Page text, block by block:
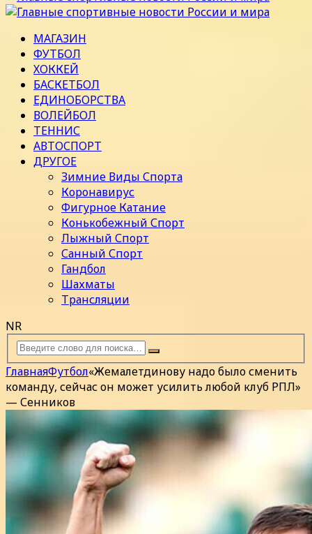
МАГАЗИН
ФУТБОЛ
ХОККЕЙ
БАСКЕТБОЛ
ЕДИНОБОРСТВА
ВОЛЕЙБОЛ
ТЕННИС
АВТОСПОРТ
ДРУГОЕ
Зимние Виды Спорта
Коронавирус
Фигурное Катание
Конькобежный Спорт
Лыжный Спорт
Санный Спорт
Гандбол
Шахматы
Трансляции
NR
ГлавнаяФутбол«Жемалетдинову надо было сменить
команду, сейчас он может усилить любой клуб РПЛ»
— Сенников